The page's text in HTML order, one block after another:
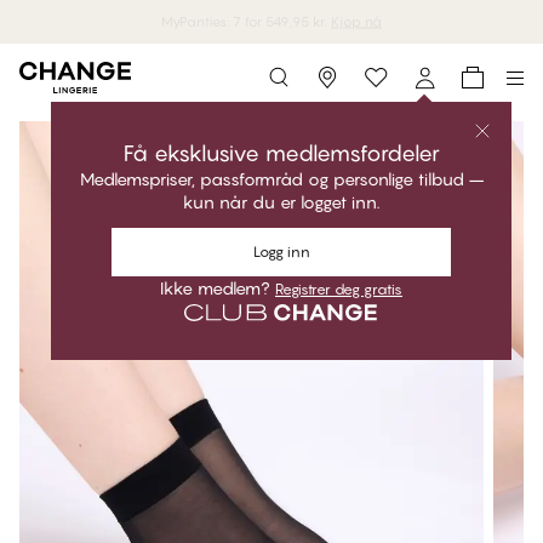
Storefinder
Få eksklusive medlemsfordeler
Medlemspriser, passformråd og personlige tilbud –
kun når du er logget inn.
Logg inn
Ikke medlem? Registrer deg gratis